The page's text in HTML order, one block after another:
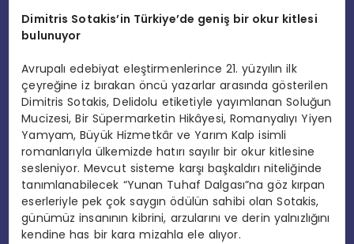
Dimitris Sotakis’in Türkiye’de geniş bir okur kitlesi
bulunuyor
Avrupalı edebiyat eleştirmenlerince 21. yüzyılın ilk
çeyreğine iz bırakan öncü yazarlar arasında gösterilen
Dimitris Sotakis, Delidolu etiketiyle yayımlanan Soluğun
Mucizesi, Bir Süpermarketin Hikâyesi, Romanyalıyı Yiyen
Yamyam, Büyük Hizmetkâr ve Yarım Kalp isimli
romanlarıyla ülkemizde hatırı sayılır bir okur kitlesine
sesleniyor. Mevcut sisteme karşı başkaldırı niteliğinde
tanımlanabilecek “Yunan Tuhaf Dalgası”na göz kırpan
eserleriyle pek çok saygın ödülün sahibi olan Sotakis,
günümüz insanının kibrini, arzularını ve derin yalnızlığını
kendine has bir kara mizahla ele alıyor.